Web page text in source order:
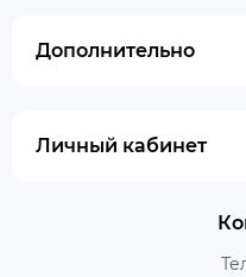
Дополнительно
Личный кабинет